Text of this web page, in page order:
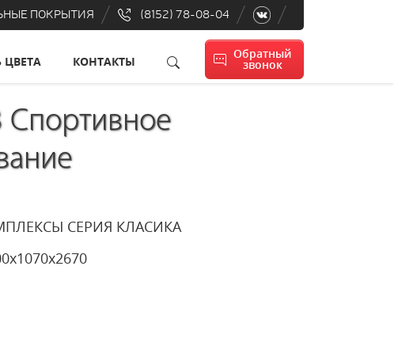
ПОКРЫТИЯ (8152) 78-08-04
КОНТАКТЫ Обратный
звонок
Спортивное
СЕРИЯ КЛАСИКА